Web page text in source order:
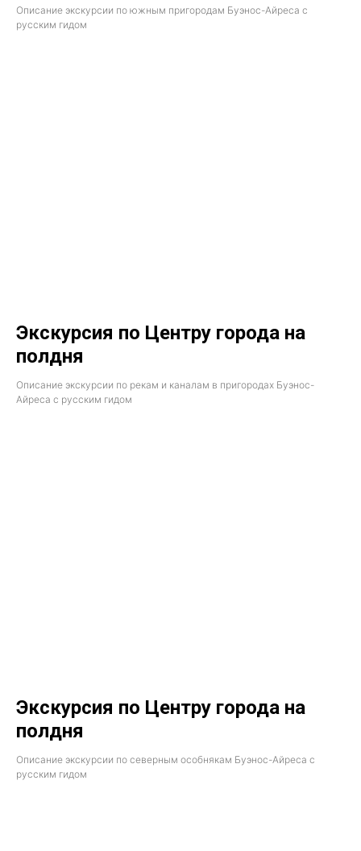
Описание экскурсии по южным пригородам Буэнос-Айреса с
русским гидом
Экскурсия по Центру города на
полдня
Описание экскурсии по рекам и каналам в пригородах Буэнос-
Айреса с русским гидом
Экскурсия по Центру города на
полдня
Описание экскурсии по северным особнякам Буэнос-Айреса с
русским гидом